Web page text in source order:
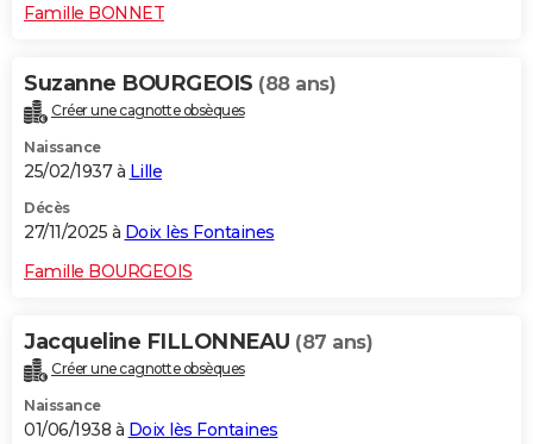
Famille BONNET
Suzanne BOURGEOIS (88 ans)
Créer une cagnotte obsèques
Naissance
25/02/1937 à Lille
Décès
27/11/2025 à Doix lès Fontaines
Famille BOURGEOIS
Jacqueline FILLONNEAU (87 ans)
Créer une cagnotte obsèques
Naissance
01/06/1938 à Doix lès Fontaines